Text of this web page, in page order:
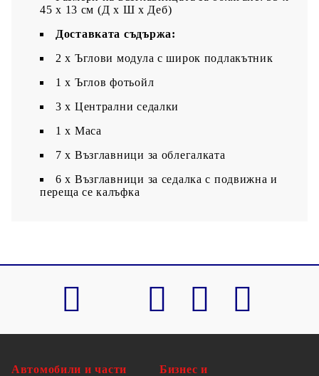
45 x 13 см (Д х Ш x Деб)
Доставката съдържа:
2 x Ъглови модула с широк подлакътник
1 x Ъглов фотьойл
3 x Централни седалки
1 х Маса
7 x Възглавници за облегалката
6 x Възглавници за седалка с подвижна и
переща се калъфка
Автомобили и части
Бизнес и